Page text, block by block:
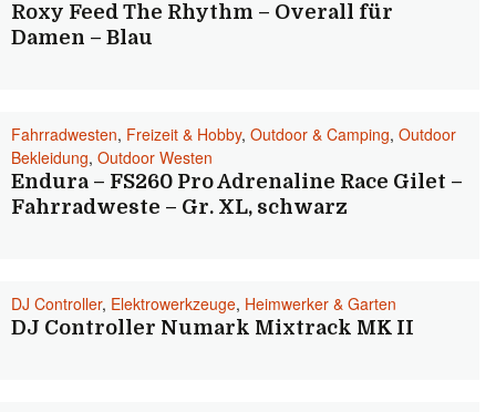
Roxy Feed The Rhythm – Overall für
Damen – Blau
Fahrradwesten, Freizeit & Hobby, Outdoor & Camping, Outdoor
Bekleidung, Outdoor Westen
Endura – FS260 Pro Adrenaline Race Gilet –
Fahrradweste – Gr. XL, schwarz
DJ Controller, Elektrowerkzeuge, Heimwerker & Garten
DJ Controller Numark Mixtrack MK II